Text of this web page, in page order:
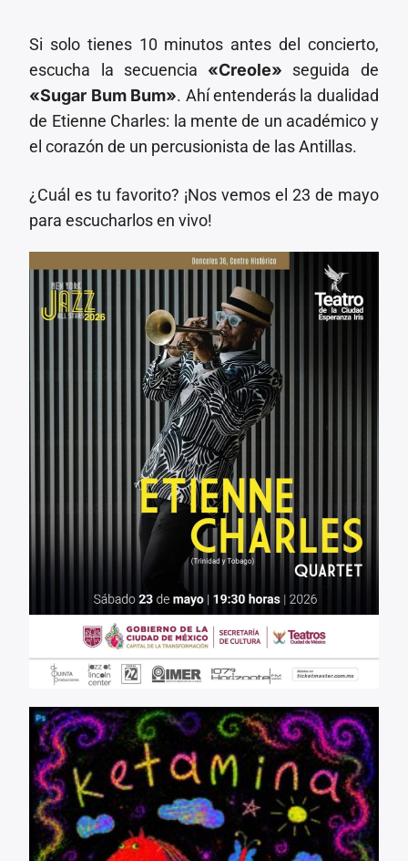
Si solo tienes 10 minutos antes del concierto,
escucha la secuencia «Creole» seguida de
«Sugar Bum Bum». Ahí entenderás la dualidad
de Etienne Charles: la mente de un académico y
el corazón de un percusionista de las Antillas.
¿Cuál es tu favorito? ¡Nos vemos el 23 de mayo
para escucharlos en vivo!